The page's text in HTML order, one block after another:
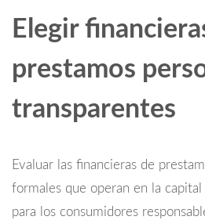
Elegir
prestamos
transparentes
Evaluar las financieras de
formales que operan en la
para los consumidores